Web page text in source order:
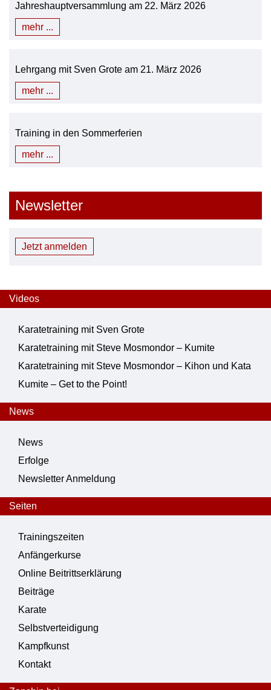
Jahreshauptversammlung am 22. März 2026
mehr ...
Lehrgang mit Sven Grote am 21. März 2026
mehr ...
Training in den Sommerferien
mehr ...
Newsletter
Jetzt anmelden
Videos
Karatetraining mit Sven Grote
Karatetraining mit Steve Mosmondor – Kumite
Karatetraining mit Steve Mosmondor – Kihon und Kata
Kumite – Get to the Point!
News
News
Erfolge
Newsletter Anmeldung
Seiten
Trainingszeiten
Anfängerkurse
Online Beitrittserklärung
Beiträge
Karate
Selbstverteidigung
Kampfkunst
Kontakt